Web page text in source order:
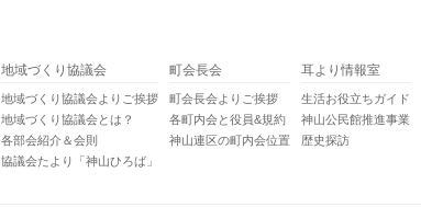
地域づくり協議会
地域づくり協議会よりご挨拶
地域づくり協議会とは？
各部会紹介＆会則
協議会たより「神山ひろば」
町会長会
町会長会よりご挨拶
各町内会と役員&規約
神山連区の町内会位置
耳より情報室
生活お役立ちガイド
神山公民館推進事業
歴史探訪